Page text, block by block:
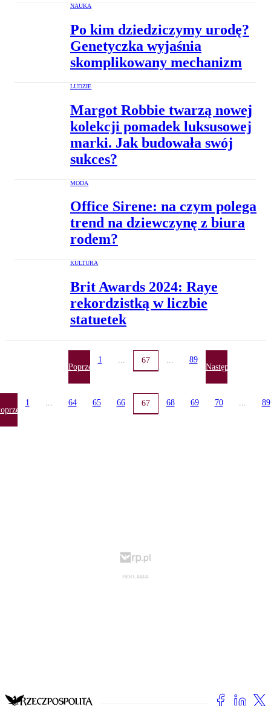
NAUKA
Po kim dziedziczymy urodę?
Genetyczka wyjaśnia
skomplikowany mechanizm
LUDZIE
Margot Robbie twarzą nowej
kolekcji pomadek luksusowej
marki. Jak budowała swój
sukces?
MODA
Office Sirene: na czym polega
trend na dziewczynę z biura
rodem?
KULTURA
Brit Awards 2024: Raye
rekordzistką w liczbie
statuetek
Poprzednia
1 ... 67 ... 89
Następna
1 ... 64 65 66 67 68 69 70 ... 89